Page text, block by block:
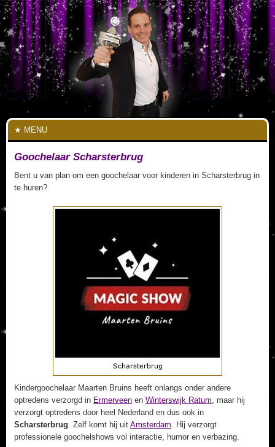
MENU
Goochelaar Scharsterbrug
Bent u van plan om een goochelaar voor kinderen in Scharsterbrug in
te huren?
Kindergoochelaar Maarten Bruins heeft onlangs onder andere
optredens verzorgd in Ermerveen en Winterswijk Ratum, maar hij
verzorgt optredens door heel Nederland en dus ook in
Scharsterbrug. Zelf komt hij uit Amsterdam. Hij verzorgt
professionele goochelshows vol interactie, humor en verbazing.